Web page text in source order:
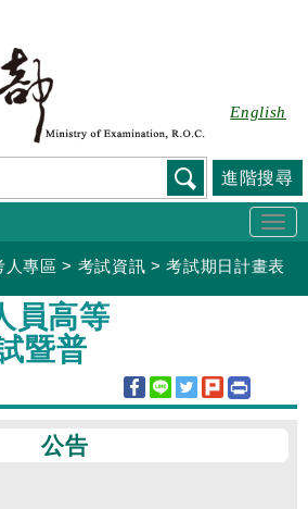
English
進階搜尋
人專區 > 考試資訊 >考試期日計畫表
員高等
暨普
公告